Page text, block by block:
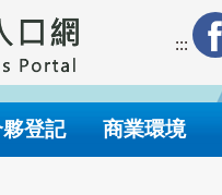
:::
登記 商業環境